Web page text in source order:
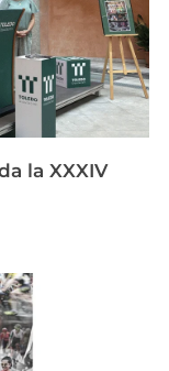
la XXXIV